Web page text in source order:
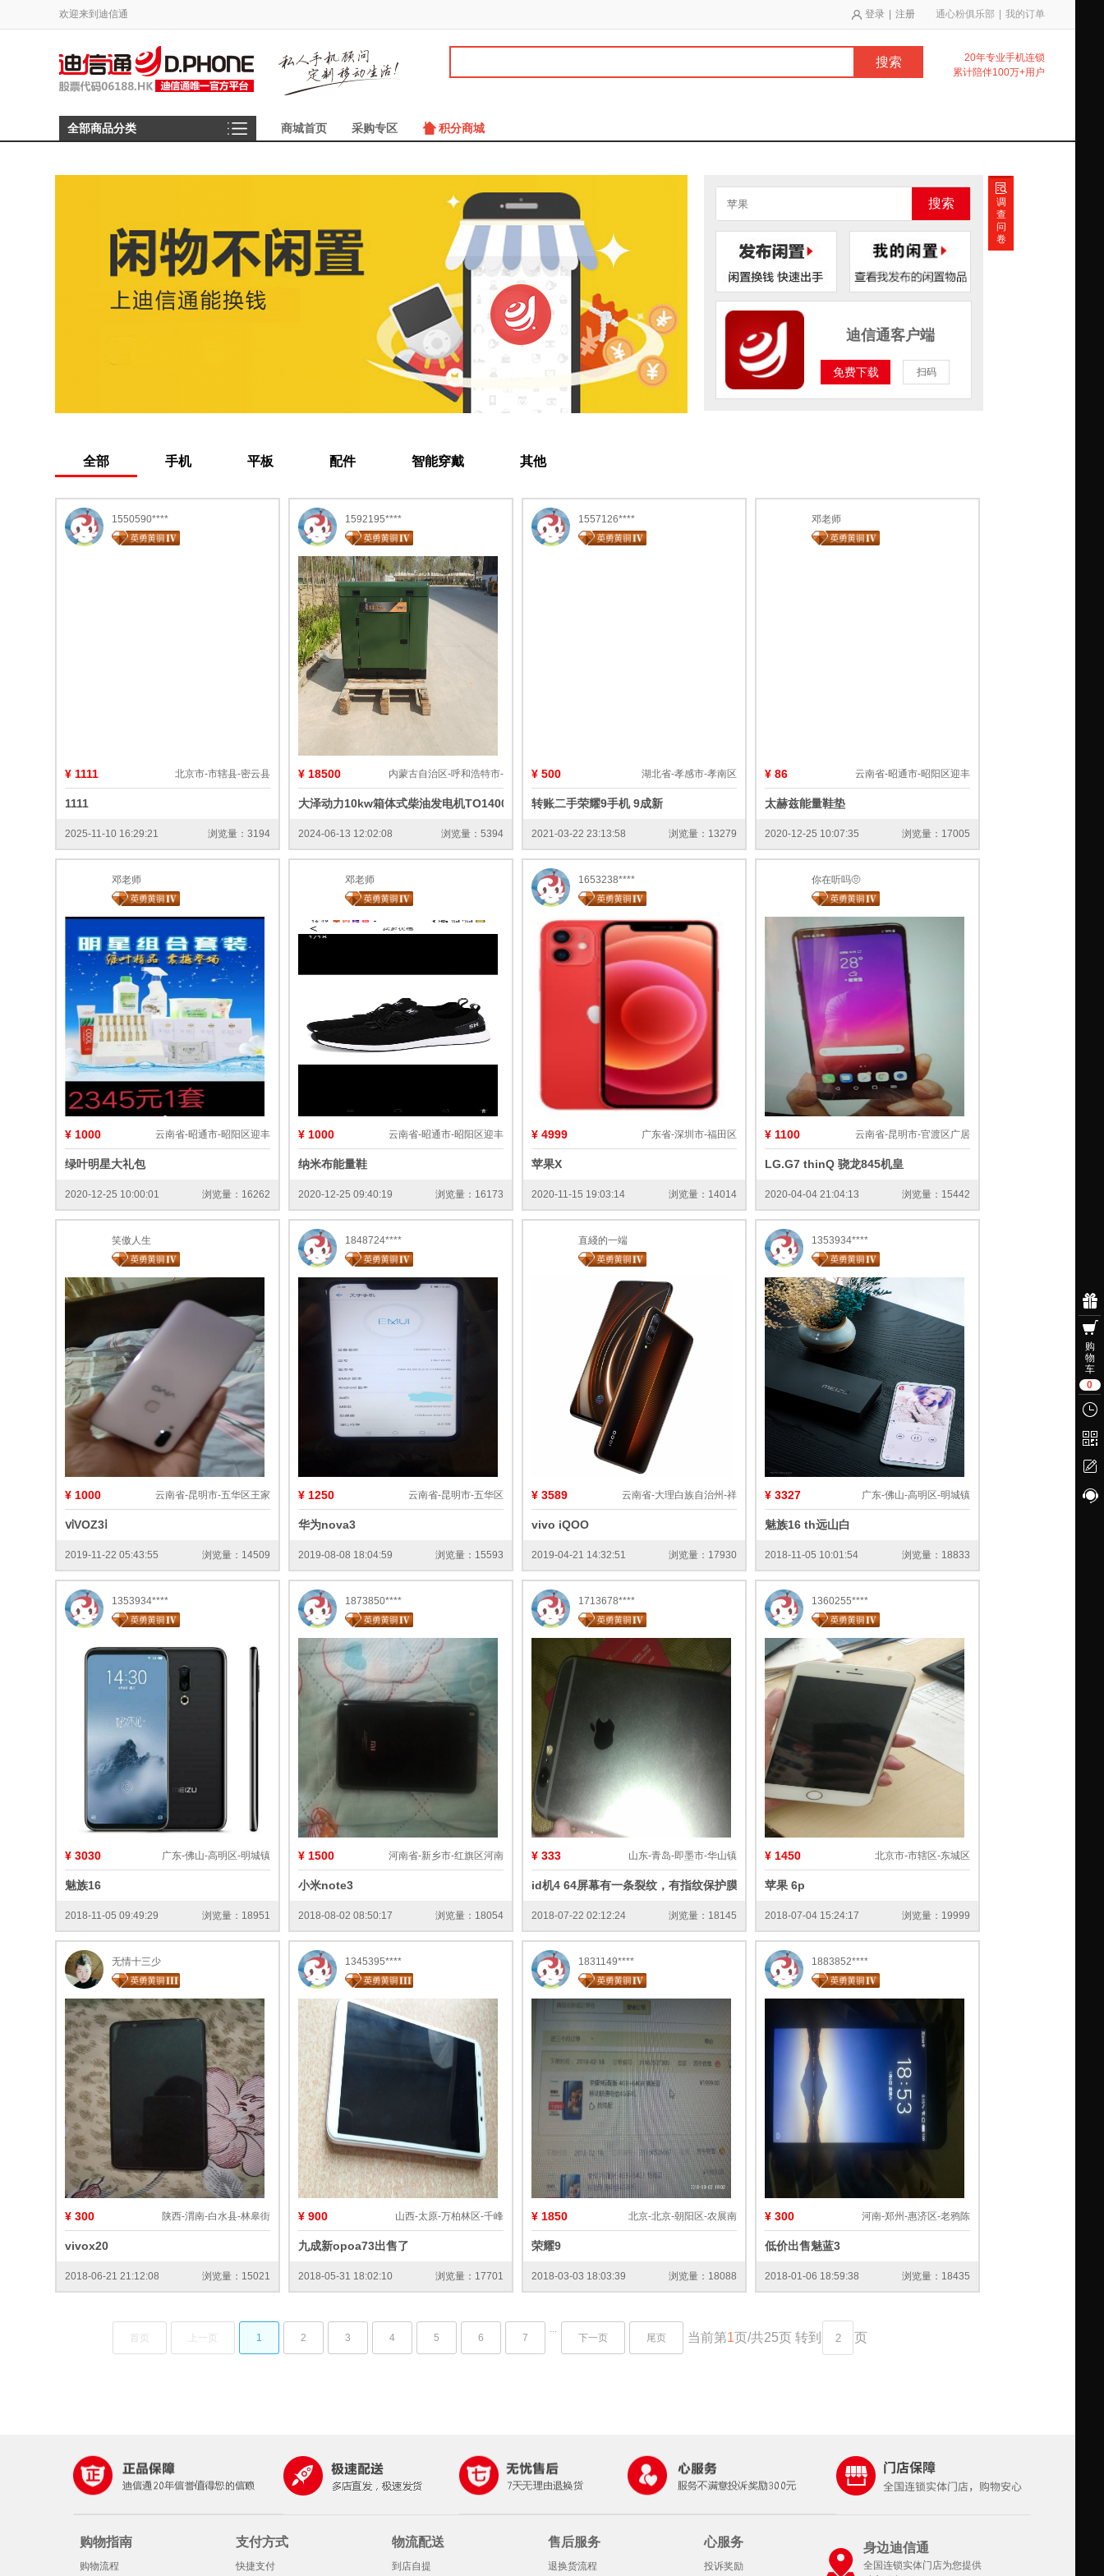
欢迎来到迪信通 通心粉俱乐部 我的订单
登录 注册
搜索
20年专业手机连锁
累计陪伴100万+用户
全部商品分类 商城首页 采购专区 积分商城
注册
购
物
车
0
浏览
二
问
客
调
查
问
卷
搜索
迪信通客户端
免费下载 扫码
全部 手机 平板 配件 智能穿戴 其他
1550590****
¥ 1111 北京市-市辖县-密云县
1111
2025-11-10 16:29:21 浏览量：3194
1592195****
¥ 18500 内蒙古自治区-呼和浩特市-
大泽动力10kw箱体式柴油发电机TO14000ET-R
2024-06-13 12:02:08 浏览量：5394
1557126****
¥ 500 湖北省-孝感市-孝南区
转账二手荣耀9手机 9成新
2021-03-22 23:13:58 浏览量：13279
邓老师
¥ 86 云南省-昭通市-昭阳区迎丰
太赫兹能量鞋垫
2020-12-25 10:07:35 浏览量：17005
邓老师
¥ 1000 云南省-昭通市-昭阳区迎丰
绿叶明星大礼包
2020-12-25 10:00:01 浏览量：16262
邓老师
¥ 1000 云南省-昭通市-昭阳区迎丰
纳米布能量鞋
2020-12-25 09:40:19 浏览量：16173
1653238****
¥ 4999 广东省-深圳市-福田区
苹果X
2020-11-15 19:03:14 浏览量：14014
你在听吗🤨
¥ 1100 云南省-昆明市-官渡区广居
LG.G7 thinQ 骁龙845机皇
2020-04-04 21:04:13 浏览量：15442
笑傲人生
¥ 1000 云南省-昆明市-五华区王家
ⅵVOZ3ⅰ
2019-11-22 05:43:55 浏览量：14509
1848724****
¥ 1250 云南省-昆明市-五华区
华为nova3
2019-08-08 18:04:59 浏览量：15593
直綫的一端
¥ 3589 云南省-大理白族自治州-祥
vivo iQOO
2019-04-21 14:32:51 浏览量：17930
1353934****
¥ 3327 广东-佛山-高明区-明城镇
魅族16 th远山白
2018-11-05 10:01:54 浏览量：18833
1353934****
¥ 3030 广东-佛山-高明区-明城镇
魅族16
2018-11-05 09:49:29 浏览量：18951
1873850****
¥ 1500 河南省-新乡市-红旗区河南
小米note3
2018-08-02 08:50:17 浏览量：18054
1713678****
¥ 333 山东-青岛-即墨市-华山镇
id机4 64屏幕有一条裂纹，有指纹保护膜
2018-07-22 02:12:24 浏览量：18145
1360255****
¥ 1450 北京市-市辖区-东城区
苹果 6p
2018-07-04 15:24:17 浏览量：19999
无情十三少
¥ 300 陕西-渭南-白水县-林皋街
vivox20
2018-06-21 21:12:08 浏览量：15021
1345395****
¥ 900 山西-太原-万柏林区-千峰
九成新opoa73出售了
2018-05-31 18:02:10 浏览量：17701
1831149****
¥ 1850 北京-北京-朝阳区-农展南
荣耀9
2018-03-03 18:03:39 浏览量：18088
1883852****
¥ 300 河南-郑州-惠济区-老鸦陈
低价出售魅蓝3
2018-01-06 18:59:38 浏览量：18435
首页 上一页 1 2 3 4 5 6 7
...
下一页 尾页 当前第1页/共25页 转到 页
购物指南
购物流程
支付方式
快捷支付
物流配送
到店自提
售后服务
退换货流程
心服务
投诉奖励
身边迪信通
全国连锁实体门店为您提供